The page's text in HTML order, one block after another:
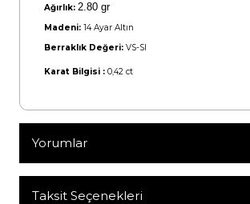
Ağırlık: 2.80 gr
Madeni: 14 Ayar Altın
Berraklık Değeri: VS-SI
Karat Bilgisi : 0,42 ct
Yorumlar
Bu ürüne ilk yorumu siz yapın!
Taksit Seçenekleri